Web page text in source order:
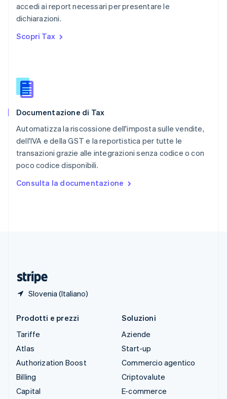
accedi ai report necessari per presentare le
dichiarazioni.
Scopri Tax
Documentazione di Tax
Automatizza la riscossione dell'imposta sulle vendite,
dell'IVA e della GST e la reportistica per tutte le
transazioni grazie alle integrazioni senza codice o con
poco codice disponibili.
Consulta la documentazione
Slovenia (Italiano)
RAS di Hong Kong, Cina
English简体中文
Regno Unito
English
English
Singapore
Slovacchia
English
Slovenia
Spagna
EspañolEnglish
English Español简体中文
Prodotti e prezzi
Tariffe
Atlas
Authorization Boost
Billing
Capital
Soluzioni
Aziende
Start-up
Commercio agentico
Criptovalute
E-commerce